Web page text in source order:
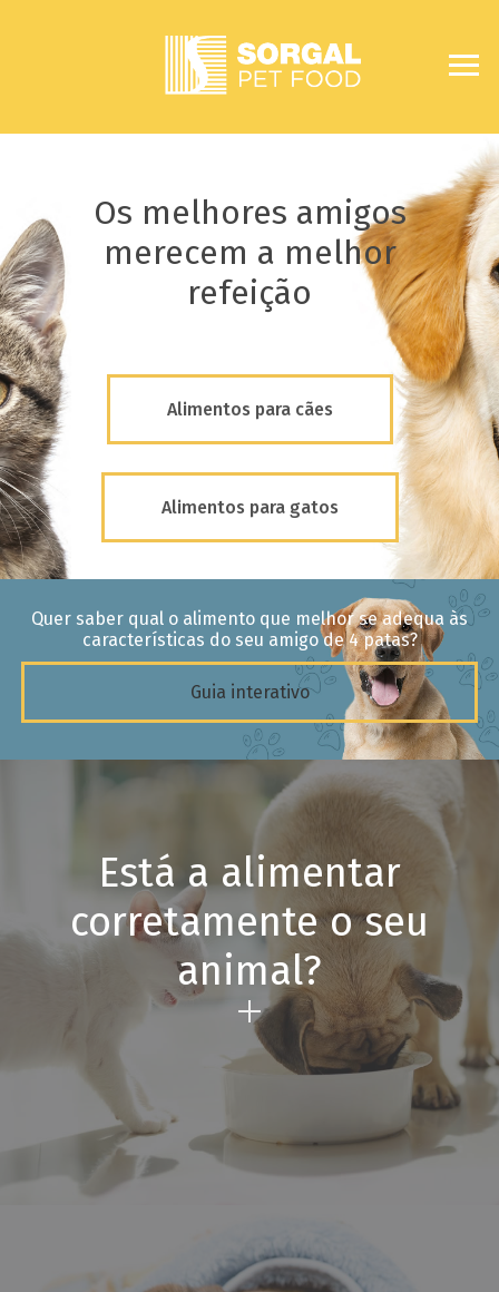
Os melhores amigos
merecem a melhor
refeição
Alimentos para cães
Alimentos para gatos
Quer saber qual o alimento que melhor se adequa às
características do seu amigo de 4 patas?
Guia interativo
Está a alimentar
corretamente o seu
animal?